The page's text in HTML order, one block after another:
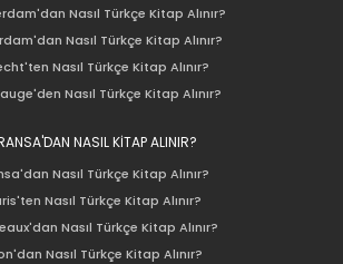
Nasıl Türkçe Kitap Alınır?
Nasıl Türkçe Kitap Alınır?
Nasıl Türkçe Kitap Alınır?
Nasıl Türkçe Kitap Alınır?
NASIL KİTAP ALINIR?
Nasıl Türkçe Kitap Alınır?
Nasıl Türkçe Kitap Alınır?
Nasıl Türkçe Kitap Alınır?
Nasıl Türkçe Kitap Alınır?